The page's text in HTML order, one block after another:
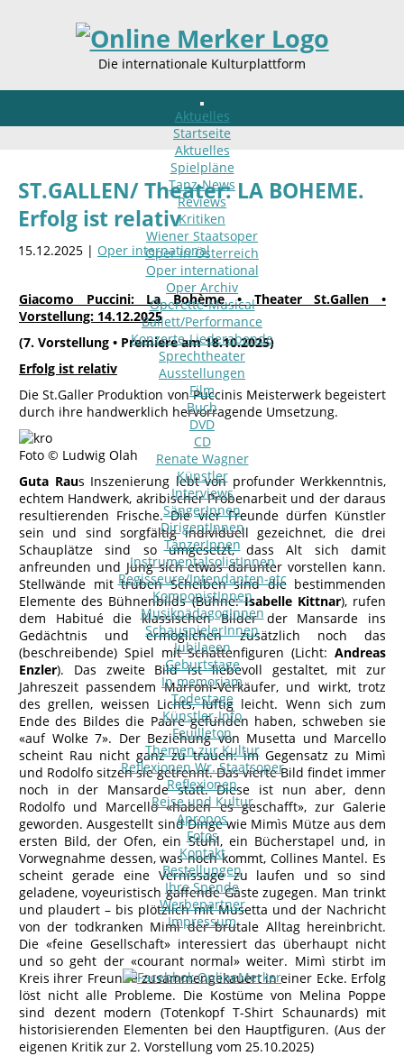
Die internationale Kulturplattform
Aktuelles
Startseite
Aktuelles
Spielpläne
Tanz-News
Reviews
Kritiken
Wiener Staatsoper
Oper in Österreich
Oper international
Oper Archiv
Operette-Musical
Ballett/Performance
Konzerte-Liederabende
Sprechtheater
Ausstellungen
Film
Buch
DVD
CD
Renate Wagner
Künstler
Interviews
SängerInnen
DirigentInnen
TänzerInnen
InstrumentalsolistInnen
Regisseure/Intendanten-etc
KomponistInnen
MusikpädagogInnen
SchauspielerInnen
Jubilaeen
Geburtstage
In memoriam
Todestage
Künstler-Info
Feuilleton
Themen zur Kultur
Reflexionen Wr. Staatsoper
Reflexionen
Reise und Kultur
Apropos
Fotos
Kontakt
Bestellungen
Ihre Spende
Werbepartner
Impressum
ST.GALLEN/ Theater: LA BOHEME.
Erfolg ist relativ
15.12.2025 | Oper international
Giacomo Puccini: La Bohème • Theater St.Gallen •
Vorstellung: 14.12.2025
(7. Vorstellung • Premiere am 18.10.2025)
Erfolg ist relativ
Die St.Galler Produktion von Puccinis Meisterwerk begeistert
durch ihre handwerklich hervorragende Umsetzung.
Foto © Ludwig Olah
Guta Raus Inszenierung lebt von profunder Werkkenntnis,
echtem Handwerk, akribischer Probenarbeit und der daraus
resultierenden Frische. Die vier Freunde dürfen Künstler
sein und sind sorgfältig individuell gezeichnet, die drei
Schauplätze sind so umgesetzt, dass Alt sich damit
anfreunden und Jung sich etwas darunter vorstellen kann.
Stellwände mit trüben Scheiben sind die bestimmenden
Elemente des Bühnenbilds (Bühne:Isabelle Kittnar), rufen
dem Habitué die klassischen Bilder der Mansarde ins
Gedächtnis und ermöglichen zusätzlich noch das
(beschreibende) Spiel mit Schattenfiguren (Licht: Andreas
Enzler). Das zweite Bild ist liebevoll gestaltet, mit zur
Jahreszeit passendem Marroni-Verkäufer, und wirkt, trotz
des grellen, weissen Lichts, luftig leicht. Wenn sich zum
Ende des Bildes die Paare gefunden haben, schweben sie
«auf Wolke 7». Der Beziehung von Musetta und Marcello
scheint Rau nicht ganz zu trauen: im Gegensatz zu Mimì
und Rodolfo sitzen sie getrennt. Das vierte Bild findet immer
noch in der Mansarde statt. Diese ist nun aber, denn
Rodolfo und Marcello «haben es geschafft», zur Galerie
geworden. Ausgestellt sind Dinge wie Mimìs Mütze aus dem
ersten Bild, der Ofen, ein Stuhl, ein Bücherstapel und, in
Vorwegnahme dessen, was noch kommt, Collines Mantel. Es
scheint gerade eine Vernissage zu laufen und so sind
geladene, voyeuristisch gaffende Gäste zugegen. Man trinkt
und plaudert – bis plötzlich mit Musetta und der Nachricht
von der todkranken Mimi der brutale Alltag hereinbricht.
Die «feine Gesellschaft» interessiert das überhaupt nicht
und so geht der «courant normal» weiter. Mimì stirbt im
Kreis ihrer Freunde zusammengekauert in einer Ecke. Erfolg
löst nicht alle Probleme. Die Kostüme von Melina Poppe
sind dezent modern (Totenkopf T-Shirt Schaunards) mit
historisierenden Elementen bei den Hauptfiguren. (Aus der
eigenen Kritik zur 2. Vorstellung vom 25.10.2025)